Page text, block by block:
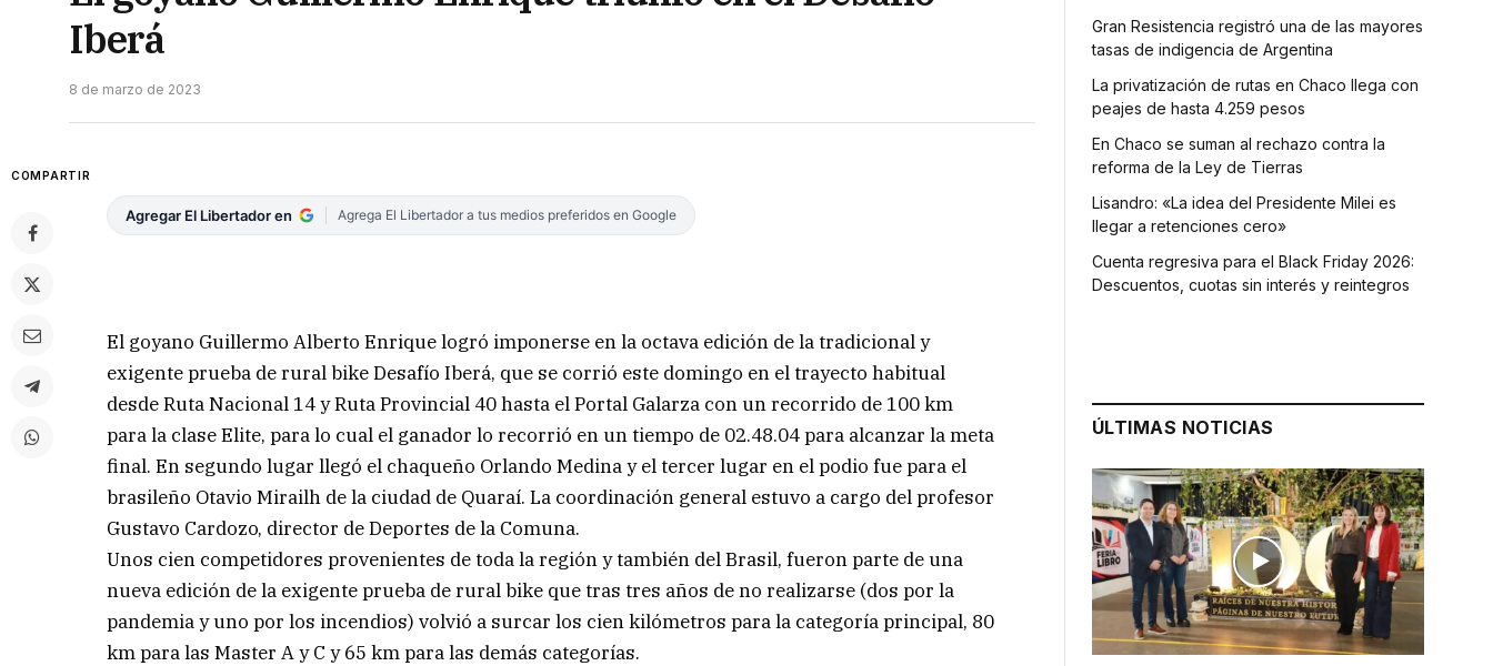
Iberá
8 de marzo de 2023
COMPARTIR
Agregar El Libertador en Agrega El Libertador a tus medios preferidos en Google
El goyano Guillermo Alberto Enrique logró imponerse en la octava edición de la tradicional y
exigente prueba de rural bike Desafío Iberá, que se corrió este domingo en el trayecto habitual
desde Ruta Nacional 14 y Ruta Provincial 40 hasta el Portal Galarza con un recorrido de 100 km
para la clase Elite, para lo cual el ganador lo recorrió en un tiempo de 02.48.04 para alcanzar la meta
final. En segundo lugar llegó el chaqueño Orlando Medina y el tercer lugar en el podio fue para el
brasileño Otavio Mirailh de la ciudad de Quaraí. La coordinación general estuvo a cargo del profesor
Gustavo Cardozo, director de Deportes de la Comuna.
Unos cien competidores provenientes de toda la región y también del Brasil, fueron parte de una
nueva edición de la exigente prueba de rural bike que tras tres años de no realizarse (dos por la
pandemia y uno por los incendios) volvió a surcar los cien kilómetros para la categoría principal, 80
km para las Master A y C y 65 km para las demás categorías.
Gran Resistencia registró una de las mayores
tasas de indigencia de Argentina
La privatización de rutas en Chaco llega con
peajes de hasta 4.259 pesos
En Chaco se suman al rechazo contra la
reforma de la Ley de Tierras
Lisandro: «La idea del Presidente Milei es
llegar a retenciones cero»
Cuenta regresiva para el Black Friday 2026:
Descuentos, cuotas sin interés y reintegros
ÚLTIMAS NOTICIAS